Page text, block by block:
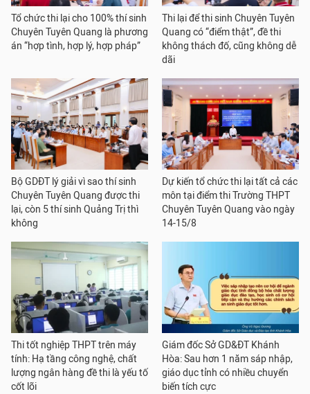
Tổ chức thi lại cho 100% thí sinh
Chuyên Tuyên Quang là phương
án “hợp tình, hợp lý, hợp pháp”
Thi lại để thi sinh Chuyên Tuyên
Quang có “điểm thật”, đề thi
không thách đố, cũng không dễ
dãi
Bộ GDĐT lý giải vì sao thí sinh
Chuyên Tuyên Quang được thi
lại, còn 5 thí sinh Quảng Trị thì
không
Dự kiến tổ chức thi lại tất cả các
môn tại điểm thi Trường THPT
Chuyên Tuyên Quang vào ngày
14-15/8
Thi tốt nghiệp THPT trên máy
tính: Hạ tầng công nghệ, chất
lượng ngân hàng đề thi là yếu tố
cốt lõi
Giám đốc Sở GD&ĐT Khánh
Hòa: Sau hơn 1 năm sáp nhập,
giáo dục tỉnh có nhiều chuyển
biến tích cực